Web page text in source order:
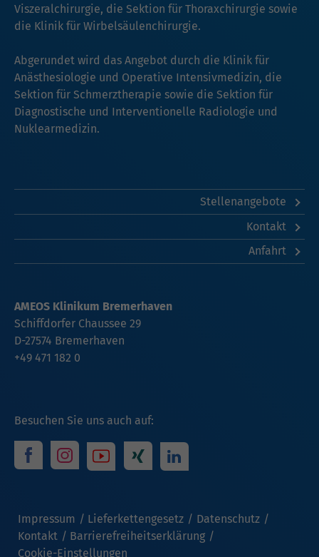
Viszeralchirurgie, die Sektion für Thoraxchirurgie sowie
die Klinik für Wirbelsäulenchirurgie.
Abgerundet wird das Angebot durch die Klinik für
Anästhesiologie und Operative Intensivmedizin, die
Sektion für Schmerztherapie sowie die Sektion für
Diagnostische und Interventionelle Radiologie und
Nuklearmedizin.
Stellenangebote
Kontakt
Anfahrt
Besuchen Sie uns auch auf:
Impressum Lieferkettengesetz
Datenschutz
Kontakt
Barrierefreiheitserklärung
Cookie-Einstellungen
AMEOS Klinikum Bremerhaven
Schiffdorfer Chaussee 29
D-27574 Bremerhaven
+49 471 182 0